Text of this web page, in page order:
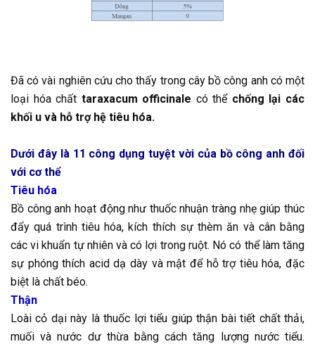
Đã có vài nghiên cứu cho thấy trong cây bồ công anh có một
loại hóa chất taraxacum officinale có thể chống lại các
khối u và hỗ trợ hệ tiêu hóa.
Dưới đây là 11 công dụng tuyệt vời của bồ công anh đối
với cơ thể
Tiêu hóa
Bồ công anh hoạt động như thuốc nhuận tràng nhẹ giúp thúc
đẩy quá trình tiêu hóa, kích thích sự thèm ăn và cân bằng
các vi khuẩn tự nhiên và có lợi trong ruột. Nó có thể làm tăng
sự phóng thích acid dạ dày và mật để hỗ trợ tiêu hóa, đặc
biệt là chất béo.
Thận
Loài cỏ dại này là thuốc lợi tiểu giúp thận bài tiết chất thải,
muối và nước dư thừa bằng cách tăng lượng nước tiểu.